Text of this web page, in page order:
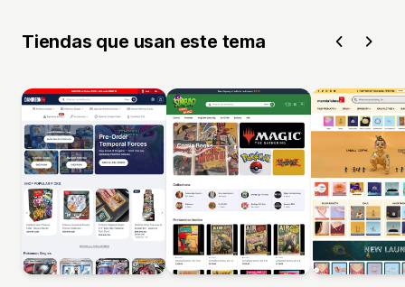
Tiendas que usan este tema